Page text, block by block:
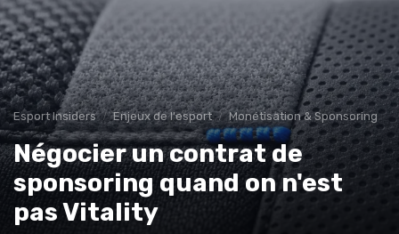
Esport Insiders Enjeux de l'esport Monétisation & Sponsoring
Négocier un contrat de
sponsoring quand on n'est
pas Vitality